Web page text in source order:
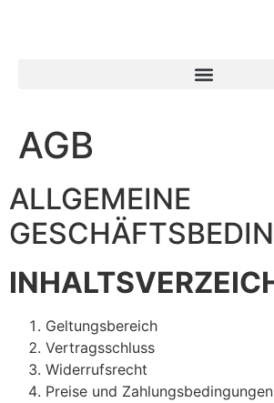
AGB
ALLGEMEINE
Geltungsbereich
Vertragsschluss
Widerrufsrecht
Preise und Zahlungsbedingungen